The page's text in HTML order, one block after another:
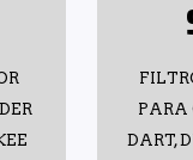
PARA
DART,